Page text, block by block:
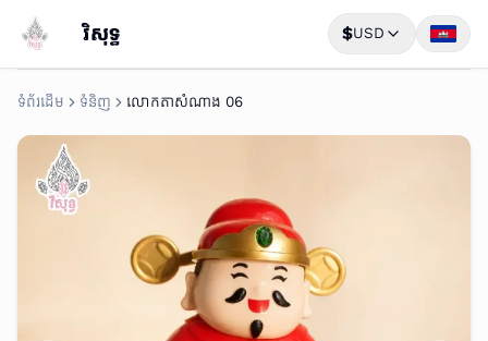
វិសុទ្ធ $USD
ទំព័រដើម ទំនិញ លោកតាសំណាង 06